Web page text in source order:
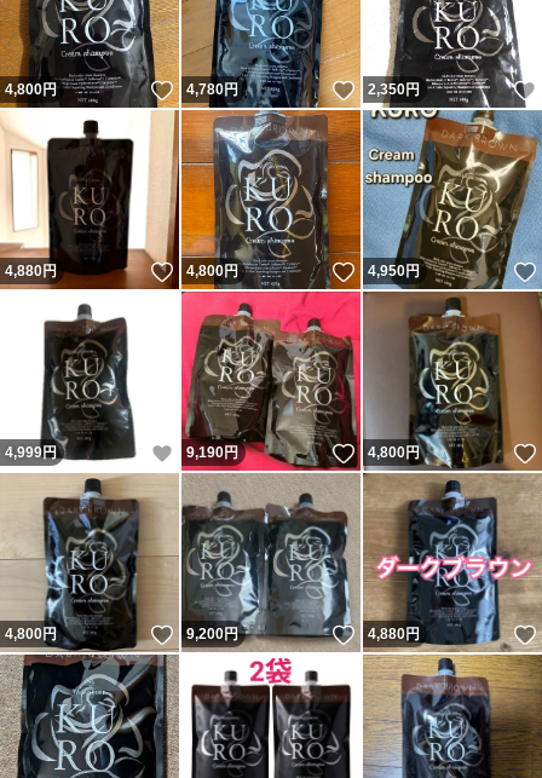
4,800円 いいね！
4,780円 いいね！
2,350円
4,880円 いいね！
4,800円 いいね！
4,950円
4,999円 いいね！
9,190円 いいね！
4,800円
4,800円 いいね！
9,200円 いいね！
4,880円